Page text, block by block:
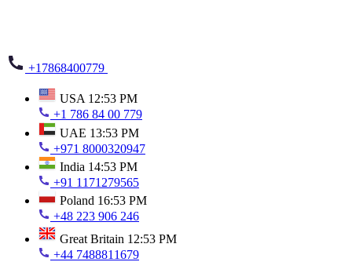
+17868400779
USA 12:53 PM
+1 786 84 00 779
UAE 13:53 PM
+971 8000320947
India 14:53 PM
+91 1171279565
Poland 16:53 PM
+48 223 906 246
Great Britain 12:53 PM
+44 7488811679